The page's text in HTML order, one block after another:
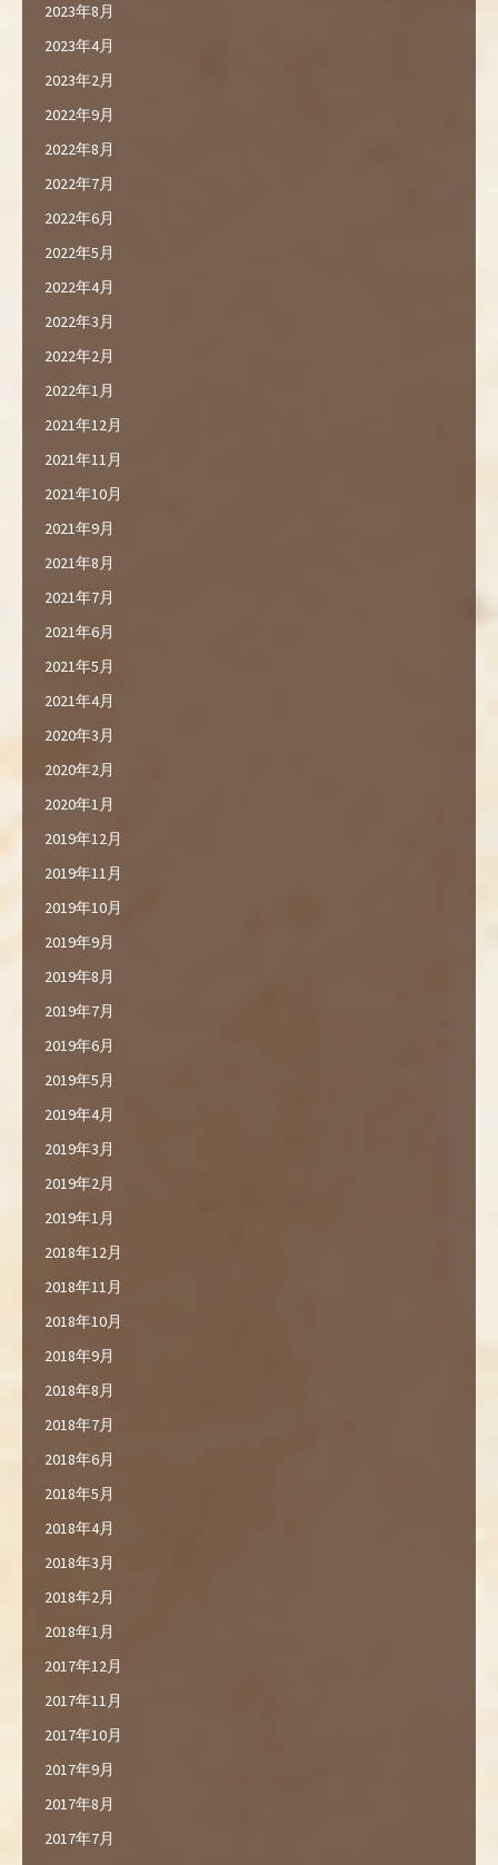
2023年8月
2023年4月
2023年2月
2022年9月
2022年8月
2022年7月
2022年6月
2022年5月
2022年4月
2022年3月
2022年2月
2022年1月
2021年12月
2021年11月
2021年10月
2021年9月
2021年8月
2021年7月
2021年6月
2021年5月
2021年4月
2020年3月
2020年2月
2020年1月
2019年12月
2019年11月
2019年10月
2019年9月
2019年8月
2019年7月
2019年6月
2019年5月
2019年4月
2019年3月
2019年2月
2019年1月
2018年12月
2018年11月
2018年10月
2018年9月
2018年8月
2018年7月
2018年6月
2018年5月
2018年4月
2018年3月
2018年2月
2018年1月
2017年12月
2017年11月
2017年10月
2017年9月
2017年8月
2017年7月